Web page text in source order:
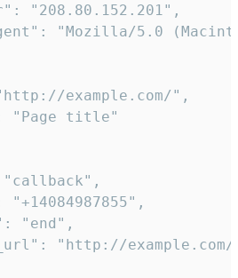
"208.80.152.201",
"Mozilla/5.0
example.com/",
"Page title"
"+14084987855",
"end",
"http://